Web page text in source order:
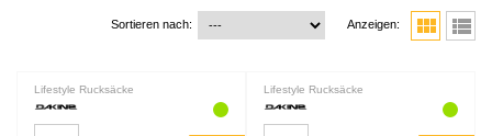
Sortieren nach: Anzeigen: view_module view_list
Lifestyle Rucksäcke Lifestyle Rucksäcke